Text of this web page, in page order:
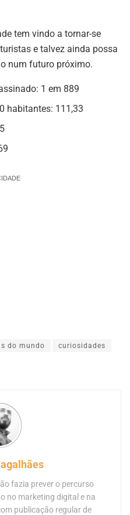
tem vindo a tornar-se
e talvez ainda possa
num futuro próximo.
1 em 889
habitantes: 111,33
do mundo curiosidades
fazia prever o percurso
no marketing digital e na
publicação regular de